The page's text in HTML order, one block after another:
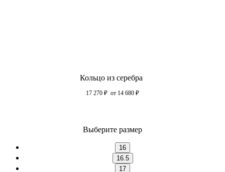
Кольцо из серебра
17 270 ₽ от 14 680 ₽
Выберите размер
16
16.5
17